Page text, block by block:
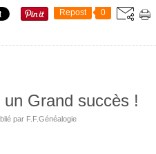
Repost 0
Grand succès !
par F.F.Généalogie